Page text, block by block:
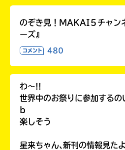
のぞき見！MAKAI５チャン
ーズ』
コメント 480
わ〜!!
世界中のお祭りに参加する
b
楽しそう
星来ちゃん､新刊の情報見た